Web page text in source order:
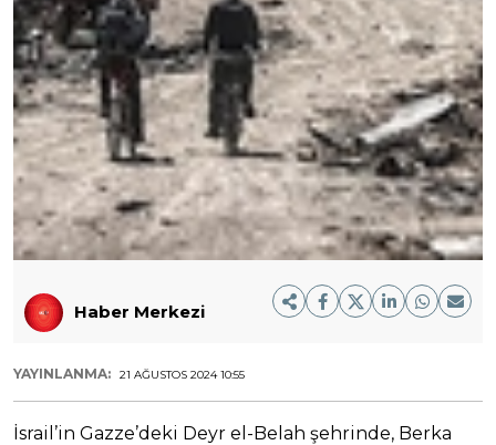
Haber Merkezi
YAYINLANMA: 21 AĞUSTOS 2024 10:55
İsrail’in Gazze’deki Deyr el-Belah şehrinde, Berka